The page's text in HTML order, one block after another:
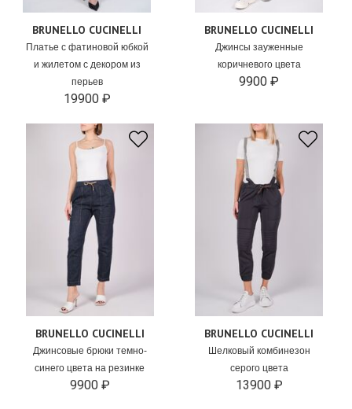
BRUNELLO CUCINELLI
Платье с фатиновой юбкой
и жилетом с декором из
перьев
19900 ₽
BRUNELLO CUCINELLI
Джинсы зауженные
коричневого цвета
9900 ₽
BRUNELLO CUCINELLI
Джинсовые брюки темно-
синего цвета на резинке
9900 ₽
BRUNELLO CUCINELLI
Шелковый комбинезон
серого цвета
13900 ₽